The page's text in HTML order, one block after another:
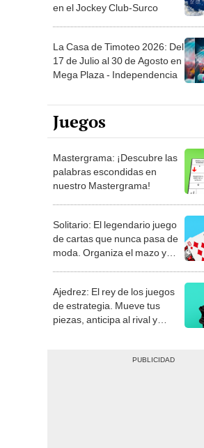
en el Jockey Club-Surco
La Casa de Timoteo 2026: Del
17 de Julio al 30 de Agosto en
Mega Plaza - Independencia
Juegos
Mastergrama: ¡Descubre las
palabras escondidas en
nuestro Mastergrama!
Solitario: El legendario juego
de cartas que nunca pasa de
moda. Organiza el mazo y
Ajedrez: El rey de los juegos
de estrategia. Mueve tus
piezas, anticipa al rival y